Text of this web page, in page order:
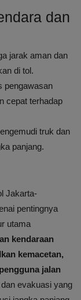
dan
jarak aman dan
di tol.
pengawasan
cepat terhadap
truk dan
panjang.
Jakarta-
pentingnya
utama
kendaraan
kemacetan,
jalan
evakuasi yang